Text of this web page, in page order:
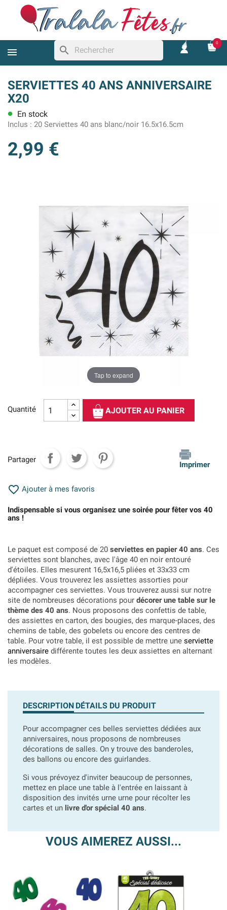
search
0
SERVIETTES 40 ANS ANNIVERSAIRE
X20
lens En stock
Inclus : 20 Serviettes 40 ans blanc/noir 16.5x16.5cm
2,99 €
Tap to expand
Quantité AJOUTER AU PANIER
Partager
Imprimer
 Ajouter à mes favoris
Indispensable si vous organisez une soirée pour fêter vos 40
ans !
Le paquet est composé de 20 serviettes en papier 40 ans. Ces
serviettes sont blanches, avec l'âge 40 en noir entouré
d'étoiles. Elles mesurent 16,5x16,5 pliées et 33x33 cm
dépliées. Vous trouverez les assiettes assorties pour
accompagner ces serviettes. Vous trouverez aussi sur notre
site de nombreuses décorations pour décorer une table sur le
thème des 40 ans. Nous proposons des confettis de table,
des assiettes en carton, des bougies, des marque-places, des
chemins de table, des gobelets ou encore des centres de
table. Pour votre table, il est possible de mettre une serviette
anniversaire différente toutes les deux assiettes en alternant
les modèles.
DESCRIPTION DÉTAILS DU PRODUIT
Pour accompagner ces belles serviettes dédiées aux
anniversaires, nous proposons de nombreuses
décorations de salles. On y trouve des banderoles,
des ballons ou encore des guirlandes.
Si vous prévoyez d'inviter beaucoup de personnes,
mettez en place une table à l'entrée en laissant à
disposition des invités urne urne pour récolter les
cartes et un livre d'or spécial 40 ans.
VOUS AIMEREZ AUSSI...